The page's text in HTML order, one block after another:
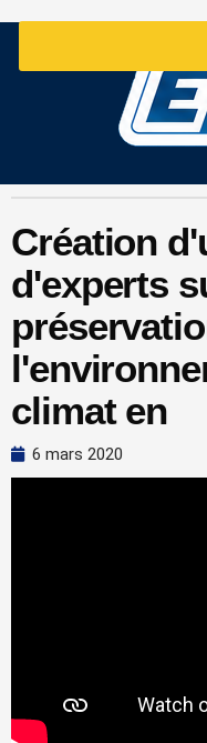
Création
d'experts
climat en
6 mars 2020